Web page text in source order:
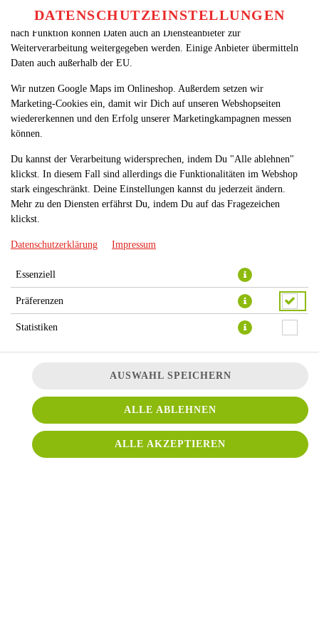
DE
SPRACHE ÄNDERN
PIZZA MISTA NORMAL Ø
26CM
JETZT BESTELLEN
DATENSCHUTZEINSTELLUNGEN
damit bei Deinem Besuch unseres Webshops auch alles funktioniert. Je
nach Funktion können Daten auch an Diensteanbieter zur
Weiterverarbeitung weitergegeben werden. Einige Anbieter übermitteln
Daten auch außerhalb der EU.
Wir nutzen Google Maps im Onlineshop. Außerdem setzen wir
Marketing-Cookies ein, damit wir Dich auf unseren Webshopseiten
wiedererkennen und den Erfolg unserer Marketingkampagnen messen
können.
Du kannst der Verarbeitung widersprechen, indem Du "Alle ablehnen"
klickst. In diesem Fall sind allerdings die Funktionalitäten im Webshop
stark eingeschränkt. Deine Einstellungen kannst du jederzeit ändern.
Mehr zu den Diensten erfährst Du, indem Du auf das Fragezeichen
klickst.
Datenschutzerklärung Impressum
Essenziell
Präferenzen
Statistiken
AUSWAHL SPEICHERN
ALLE ABLEHNEN
ALLE AKZEPTIEREN